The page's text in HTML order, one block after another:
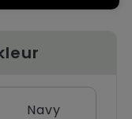
Navy